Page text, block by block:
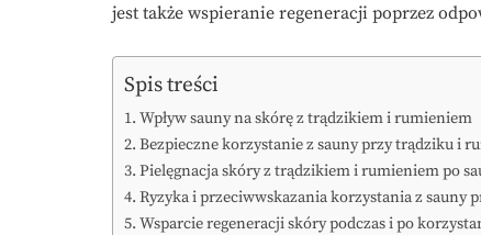
jest także wspieranie regeneracji poprzez
Spis treści
Wpływ sauny na skórę z trądzikiem i rumieniem
Bezpieczne korzystanie z sauny przy trądziku i
Pielęgnacja skóry z trądzikiem i rumieniem po
Ryzyka i przeciwwskazania korzystania z sauny
Wsparcie regeneracji skóry podczas i po